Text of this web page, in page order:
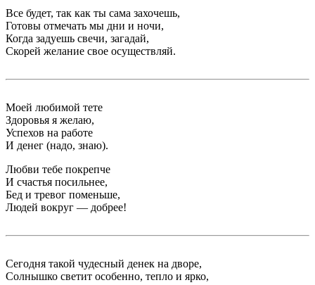
Все будет, так как ты сама захочешь,
Готовы отмечать мы дни и ночи,
Когда задуешь свечи, загадай,
Скорей желание свое осуществляй.
Моей любимой тете
Здоровья я желаю,
Успехов на работе
И денег (надо, знаю).
Любви тебе покрепче
И счастья посильнее,
Бед и тревог поменьше,
Людей вокруг — добрее!
Сегодня такой чудесный денек на дворе,
Солнышко светит особенно, тепло и ярко,